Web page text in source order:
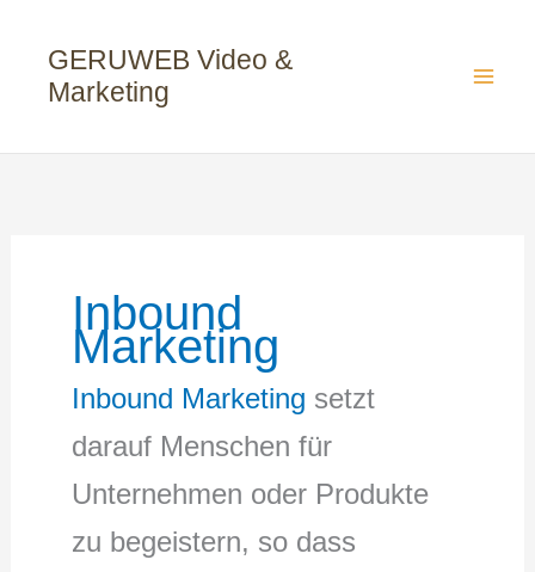
springen
GERUWEB Video &
Marketing
Inbound
Marketing
Inbound Marketing setzt
darauf Menschen für
Unternehmen oder Produkte
zu begeistern, so dass